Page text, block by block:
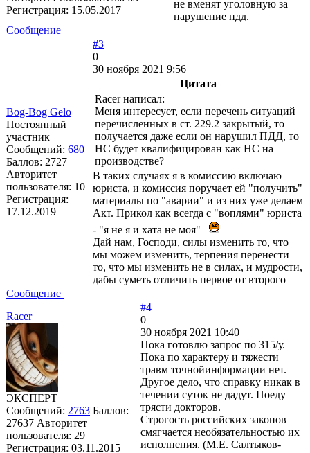
Регистрация: 15.05.2017
не вменят уголовную за
нарушение пдд.
Сообщение
Bog-Bog Gelo
Постоянный
участник
Сообщений: 680
Баллов: 2727
Авторитет
пользователя: 10
Регистрация:
17.12.2019
#3
0
30 ноября 2021 9:56
Цитата
Racer написал:
Меня интересует, если перечень ситуаций
перечисленных в ст. 229.2 закрытый, то
получается даже если он нарушил ПДД, то
НС будет квалифицирован как НС на
производстве?
В таких случаях я в комиссию включаю
юриста, и комиссия поручает ей "получить"
материалы по "аварии" и из них уже делаем
Акт. Прикол как всегда с "воплями" юриста
- "я не я и хата не моя"
Дай нам, Господи, силы изменить то, что
мы можем изменить, терпения перенести
то, что мы изменить не в силах, и мудрости,
дабы суметь отличить первое от второго
Сообщение
Racer
ЭКСПЕРТ
Сообщений: 2763 Баллов:
27637 Авторитет
пользователя: 29
Регистрация: 03.11.2015
#4
0
30 ноября 2021 10:40
Пока готовлю запрос по 315/у.
Пока по характеру и тяжести
травм точнойинформации нет.
Другое дело, что справку никак в
течении суток не дадут. Поеду
трясти докторов.
Строгость российских законов
смягчается необязательностью их
исполнения. (М.Е. Салтыков-